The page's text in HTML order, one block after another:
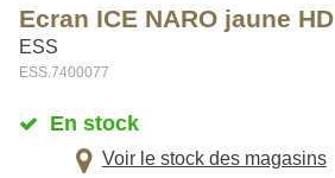
Ecran ICE NARO jaune HD
ESS
ESS.7400077
En stock
Voir le stock des magasins